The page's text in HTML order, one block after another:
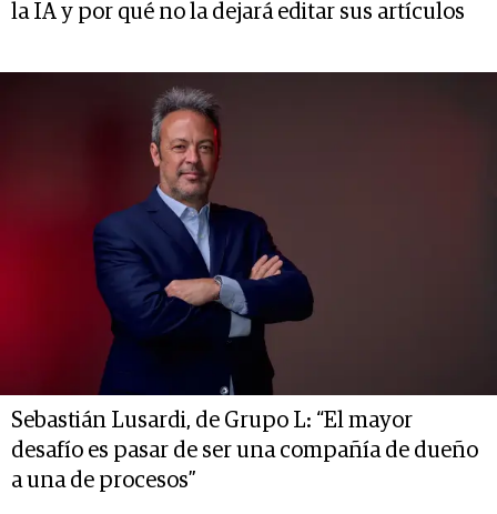
la IA y por qué no la dejará editar sus artículos
Sebastián Lusardi, de Grupo L: “El mayor
desafío es pasar de ser una compañía de dueño
a una de procesos”